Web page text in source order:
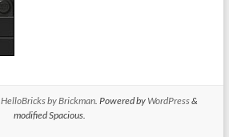
HelloBricks by Brickman. Powered by WordPress&
modified Spacious.